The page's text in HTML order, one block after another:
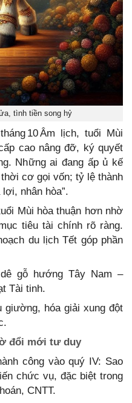
tình tiền song hỷ
10 Âm lịch, tuổi Mùi
cao nâng đỡ, ký quyết
Những ai đang ấp ủ kế
cơ gọi vốn; tỷ lệ thành
nhân hòa”.
Mùi hòa thuận hơn nhờ
tiêu tài chính rõ ràng.
du lịch Tết góp phần
gỗ hướng Tây Nam –
Tài tinh.
giường, hóa giải xung đột
đổi mới tư duy
công vào quý IV: Sao
chức vụ, đặc biệt trong
CNTT.